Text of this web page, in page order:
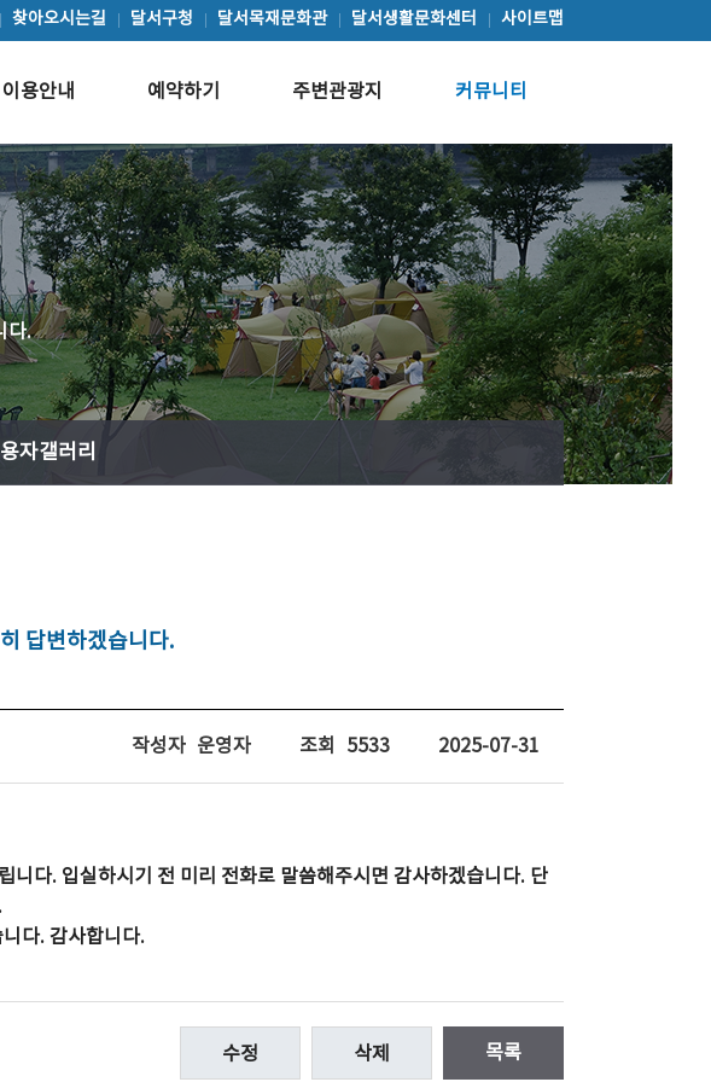
찾아오시는길 달서구청 달서목재문화관 달서생활문화센터 사이트맵
이용안내 예약하기 주변관광지 커뮤니티
다.
자갤러리
답변하겠습니다.
작성자 운영자 조회 5533 2025-07-31
다. 입실하시기 전 미리 전화로 말씀해주시면 감사하겠습니다. 단
다. 감사합니다.
수정 삭제 목록